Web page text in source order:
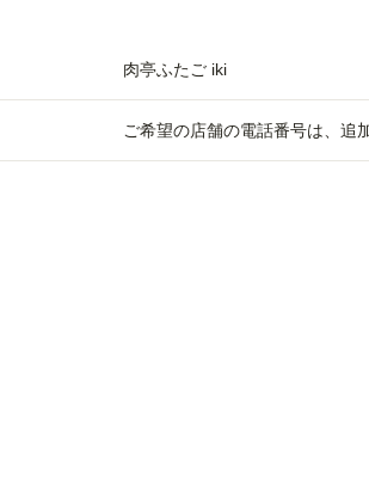
肉亭ふたご iki
ご希望の店舗の電話番号は、追